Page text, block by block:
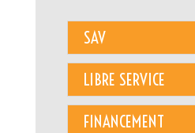
SAV
LIBRE SERVICE
FINANCEMENT